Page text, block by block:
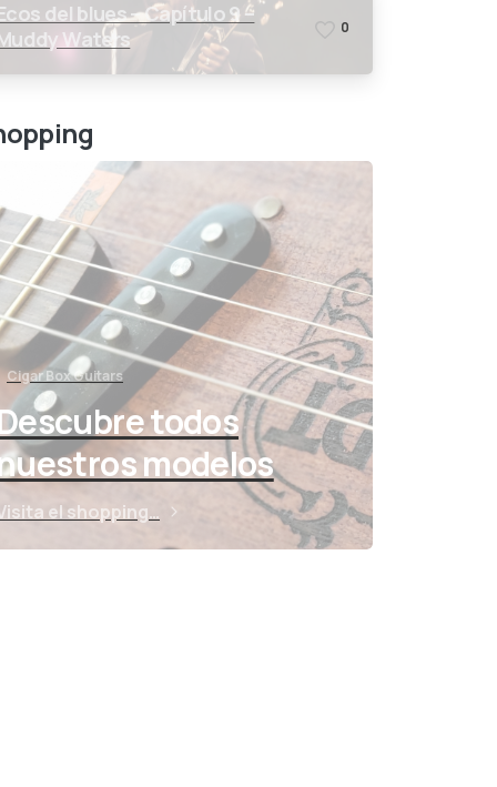
del blues – Capítulo 9 –
Waters
0
Cigar Box Guitars
todos
modelos
el shopping…